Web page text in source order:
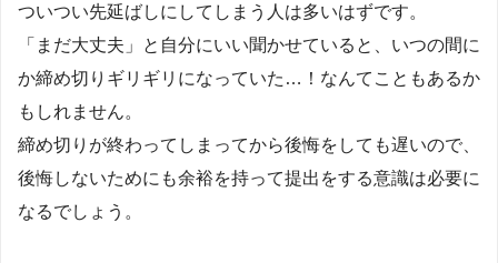
ついつい先延ばしにしてしまう人は多いはずです。
「まだ大丈夫」と自分にいい聞かせていると、いつの間に
か締め切りギリギリになっていた…！なんてこともあるか
もしれません。
締め切りが終わってしまってから後悔をしても遅いので、
後悔しないためにも余裕を持って提出をする意識は必要に
なるでしょう。